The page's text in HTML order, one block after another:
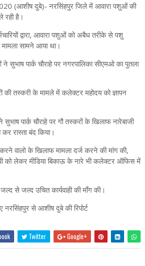
(आशीष दुबे)- नरसिंहपुर जिले में आवारा पशुओं की
रही है।
द्वारा, आवारा पशुओं को अबैध तरीके से पशु
सामने आया था।
पार्क चौराहे पर नगरपालिका सीएमओ का पुतला
की तस्करी के मामले में कलेक्टर महोदय को ज्ञापन
पार्क चौराहे पर गौ तस्करों के खिलाफ नारेबाजी
रास्ता बंद किया।
वालो के खिलाफ मामला दर्ज करने की मांग की,
को लेकर मीडिया बिकाऊ के नारे भी कलेक्टर ऑफिस में
से जल्द उचित कार्यवाही की माँग की।
से आशीष दुबे की रिपोर्ट
Twitter Google+